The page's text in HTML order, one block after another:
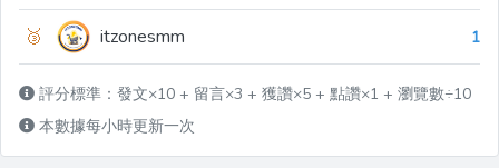
🥉 itzonesmm 1
評分標準：發文×10 + 留言×3 + 獲讚×5 + 點讚×1 + 瀏覽數÷10
本數據每小時更新一次